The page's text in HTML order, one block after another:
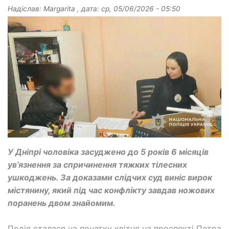
Надіслав: Margarita , дата: ср, 05/06/2026 - 05:50
У Дніпрі чоловіка засуджено до 5 років 6 місяців
ув’язнення за спричинення тяжких тілесних
ушкоджень. За доказами слідчих суд виніс вирок
містянину, який під час конфлікту завдав ножових
поранень двом знайомим.